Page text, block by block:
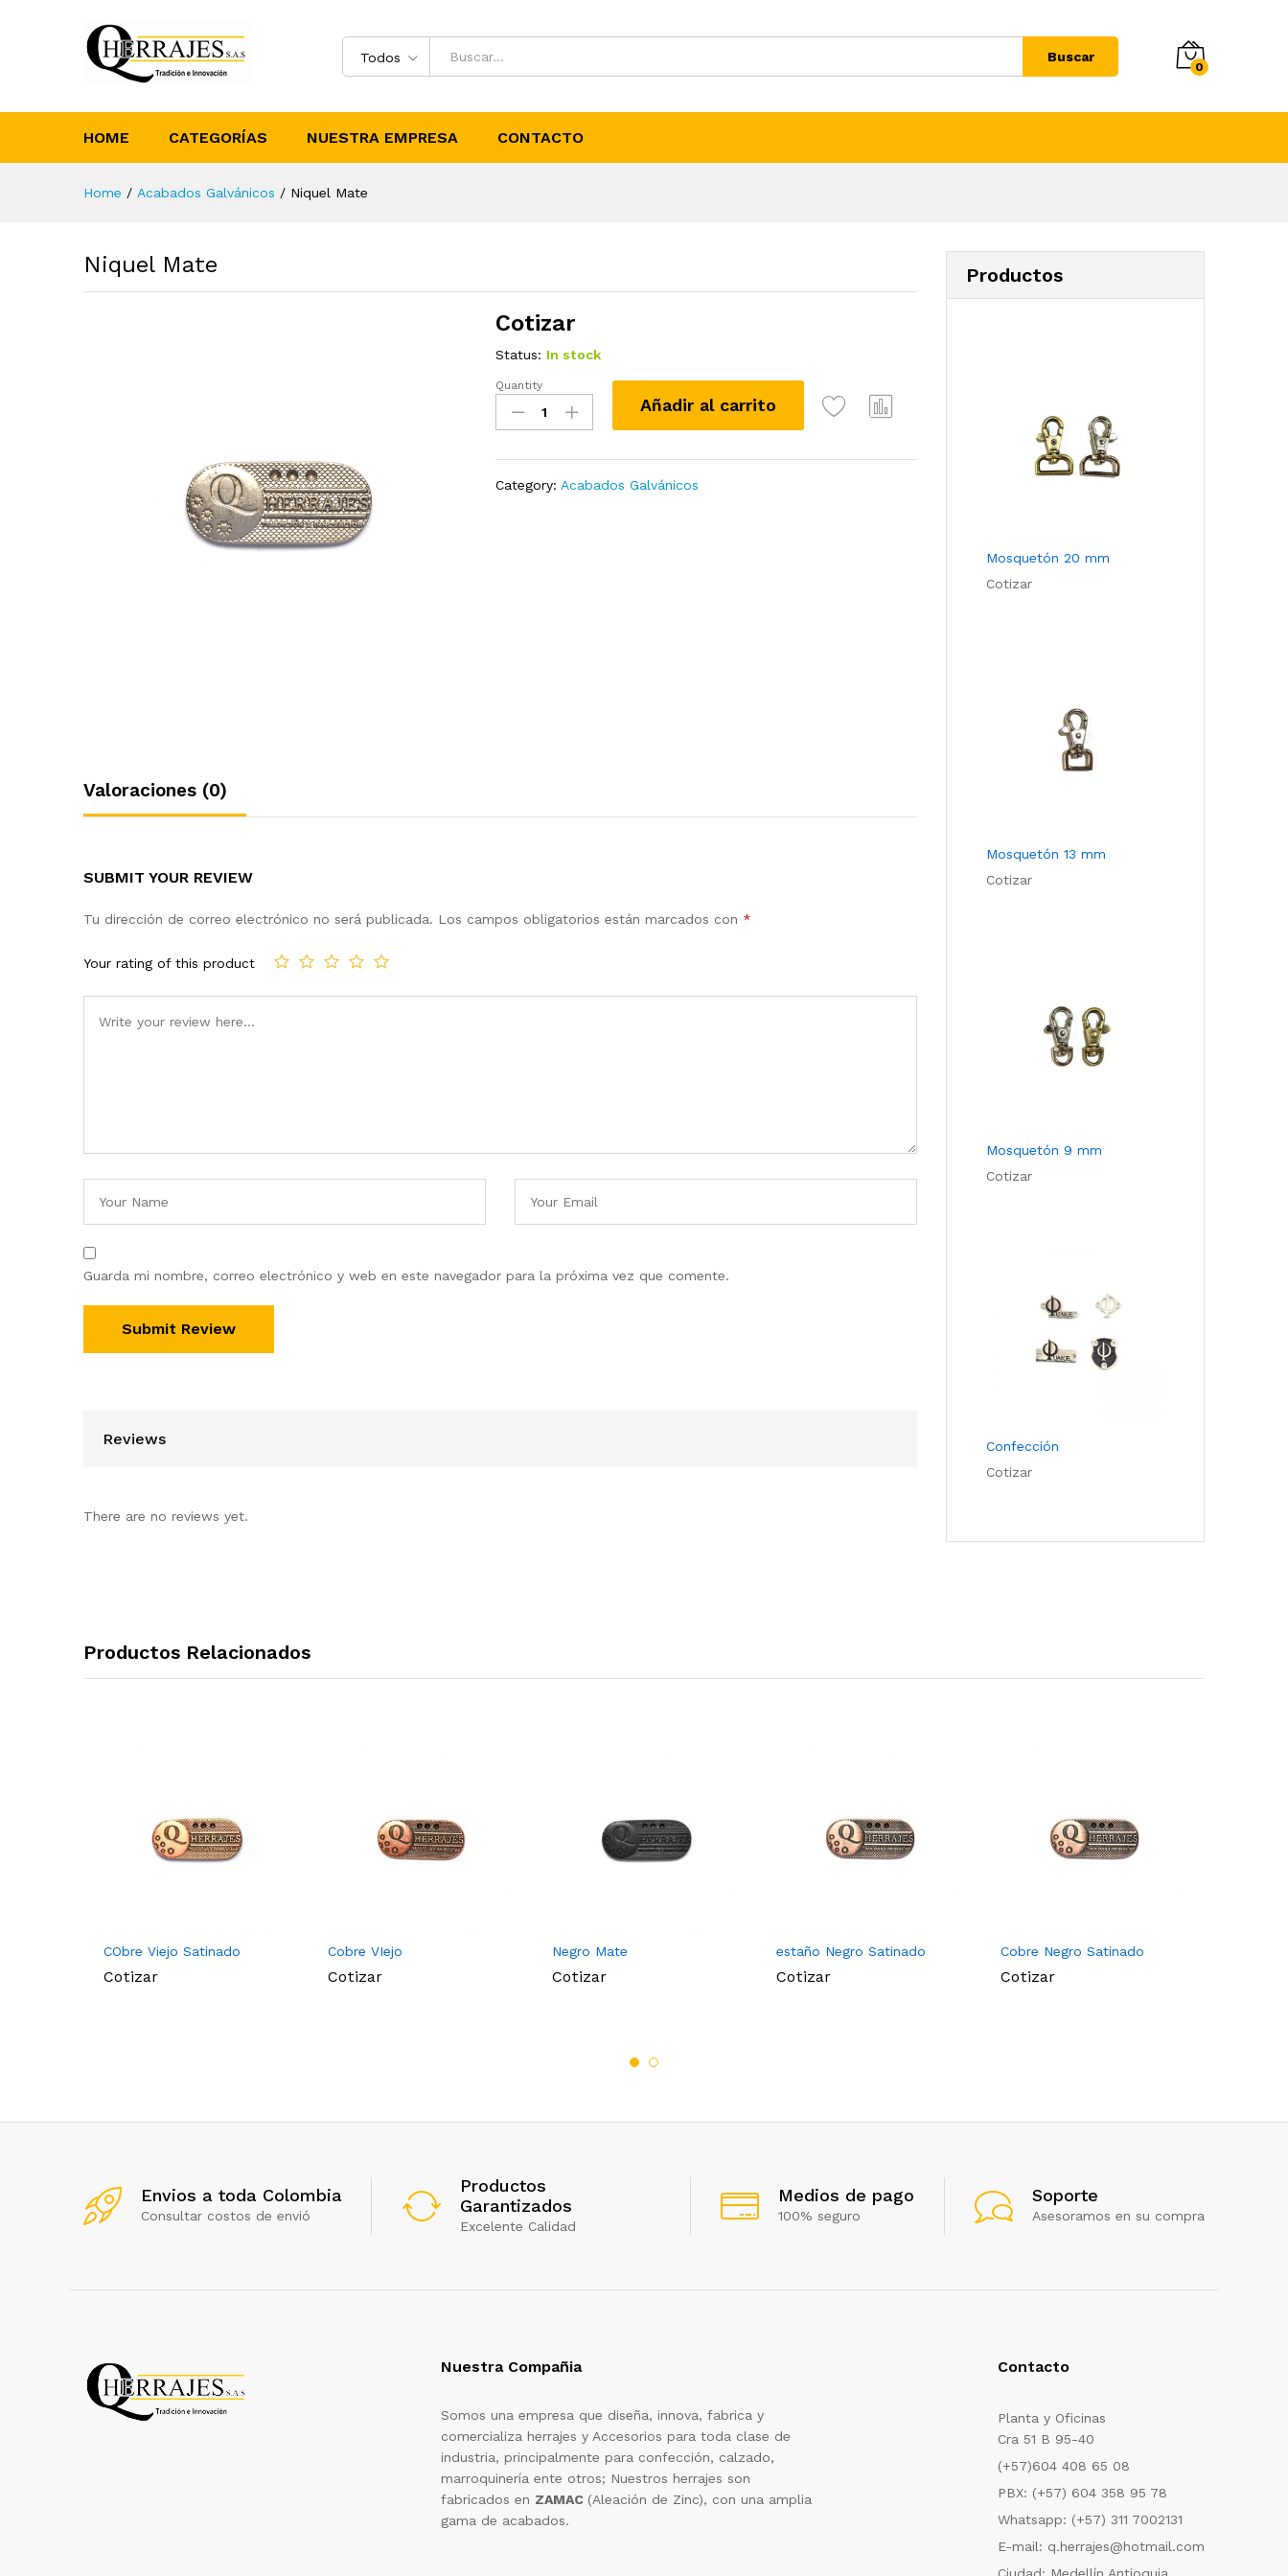
Todos Buscar
0
HOME CATEGORÍAS NUESTRA EMPRESA CONTACTO
Home / Acabados Galvánicos / Niquel Mate
Niquel Mate
Cotizar
Status: In stock
Niquel
Mate
quantity
Quantity
Añadir al carrito
Category: Acabados Galvánicos
Valoraciones (0)
SUBMIT YOUR REVIEW
Tu dirección de correo electrónico no será publicada. Los campos obligatorios están marcados con *
Your rating of this product
Guarda mi nombre, correo electrónico y web en este navegador para la próxima vez que comente.
Reviews
There are no reviews yet.
Productos
Mosquetón 20 mm
Cotizar
Mosquetón 13 mm
Cotizar
Mosquetón 9 mm
Cotizar
Confección
Cotizar
Productos Relacionados
CObre Viejo Satinado
Cotizar
Cobre VIejo
Cotizar
Negro Mate
Cotizar
estaño Negro Satinado
Cotizar
Cobre Negro Satinado
Cotizar
Envios a toda Colombia
Consultar costos de envió
Productos
Garantizados
Excelente Calidad
Medios de pago
100% seguro
Soporte
Asesoramos en su compra
Nuestra Compañia
Somos una empresa que diseña, innova, fabrica y
comercializa herrajes y Accesorios para toda clase de
industria, principalmente para confección, calzado,
marroquinería ente otros; Nuestros herrajes son
fabricados en ZAMAC (Aleación de Zinc), con una amplia
gama de acabados.
Contacto
Planta y Oficinas
Cra 51 B 95-40
(+57)604 408 65 08
PBX: (+57) 604 358 95 78
Whatsapp: (+57) 311 7002131
E-mail: q.herrajes@hotmail.com